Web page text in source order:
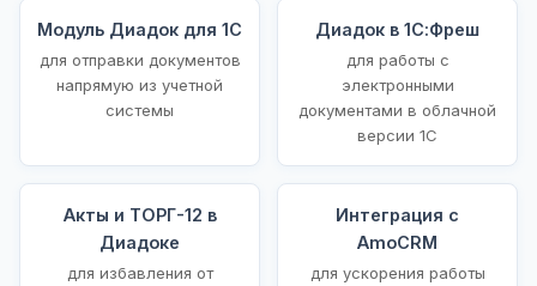
Модуль Диадок для 1С
для отправки документов
напрямую из учетной
системы
Диадок в 1С:Фреш
для работы с
электронными
документами в облачной
версии 1С
Акты и ТОРГ-12 в
Диадоке
для избавления от
Интеграция с
AmoCRM
для ускорения работы